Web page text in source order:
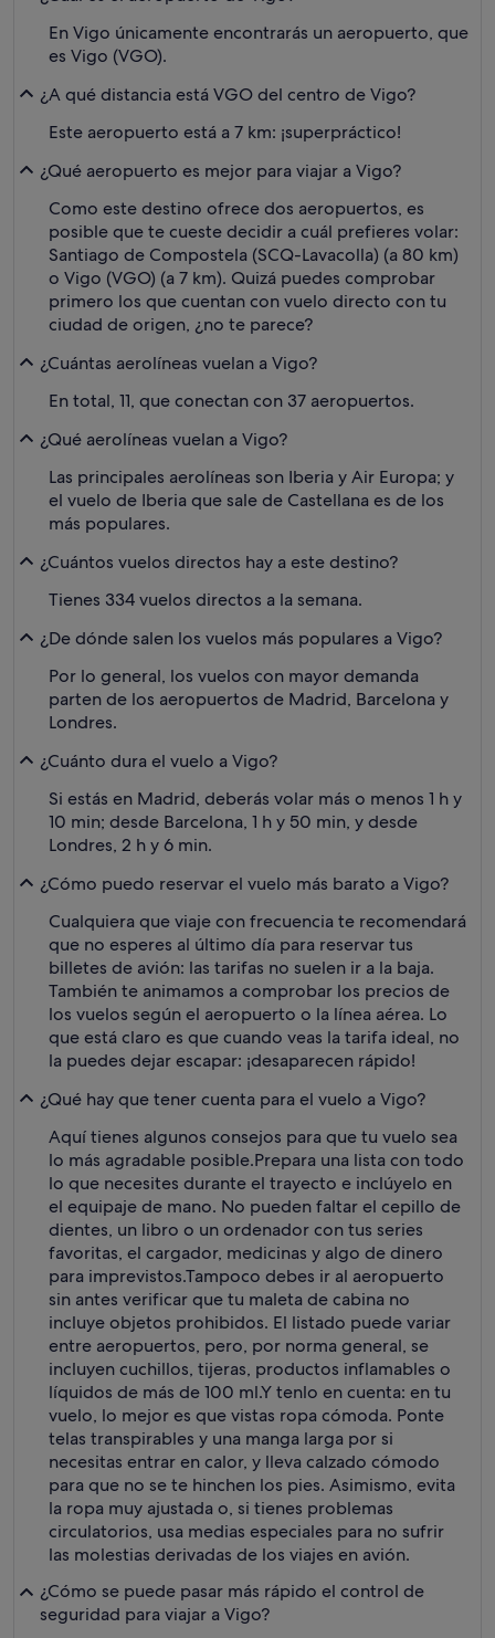
En Vigo únicamente encontrarás un aeropuerto, que
es Vigo (VGO).
¿A qué distancia está VGO del centro de Vigo?
Este aeropuerto está a 7 km: ¡superpráctico!
¿Qué aeropuerto es mejor para viajar a Vigo?
Como este destino ofrece dos aeropuertos, es
posible que te cueste decidir a cuál prefieres volar:
Santiago de Compostela (SCQ-Lavacolla) (a 80 km)
o Vigo (VGO) (a 7 km). Quizá puedes comprobar
primero los que cuentan con vuelo directo con tu
ciudad de origen, ¿no te parece?
¿Cuántas aerolíneas vuelan a Vigo?
En total, 11, que conectan con 37 aeropuertos.
¿Qué aerolíneas vuelan a Vigo?
Las principales aerolíneas son Iberia y Air Europa; y
el vuelo de Iberia que sale de Castellana es de los
más populares.
¿Cuántos vuelos directos hay a este destino?
Tienes 334 vuelos directos a la semana.
¿De dónde salen los vuelos más populares a Vigo?
Por lo general, los vuelos con mayor demanda
parten de los aeropuertos de Madrid, Barcelona y
Londres.
¿Cuánto dura el vuelo a Vigo?
Si estás en Madrid, deberás volar más o menos 1 h y
10 min; desde Barcelona, 1 h y 50 min, y desde
Londres, 2 h y 6 min.
¿Cómo puedo reservar el vuelo más barato a Vigo?
Cualquiera que viaje con frecuencia te recomendará
que no esperes al último día para reservar tus
billetes de avión: las tarifas no suelen ir a la baja.
También te animamos a comprobar los precios de
los vuelos según el aeropuerto o la línea aérea. Lo
que está claro es que cuando veas la tarifa ideal, no
la puedes dejar escapar: ¡desaparecen rápido!
¿Qué hay que tener cuenta para el vuelo a Vigo?
Aquí tienes algunos consejos para que tu vuelo sea
lo más agradable posible.Prepara una lista con todo
lo que necesites durante el trayecto e inclúyelo en
el equipaje de mano. No pueden faltar el cepillo de
dientes, un libro o un ordenador con tus series
favoritas, el cargador, medicinas y algo de dinero
para imprevistos.Tampoco debes ir al aeropuerto
sin antes verificar que tu maleta de cabina no
incluye objetos prohibidos. El listado puede variar
entre aeropuertos, pero, por norma general, se
incluyen cuchillos, tijeras, productos inflamables o
líquidos de más de 100 ml.Y tenlo en cuenta: en tu
vuelo, lo mejor es que vistas ropa cómoda. Ponte
telas transpirables y una manga larga por si
necesitas entrar en calor, y lleva calzado cómodo
para que no se te hinchen los pies. Asimismo, evita
la ropa muy ajustada o, si tienes problemas
circulatorios, usa medias especiales para no sufrir
las molestias derivadas de los viajes en avión.
¿Cómo se puede pasar más rápido el control de
seguridad para viajar a Vigo?